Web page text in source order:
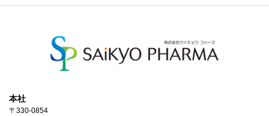
本社
〒330-0854